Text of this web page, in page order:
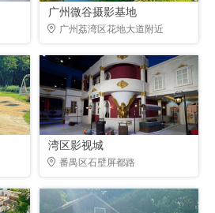
广州微谷摄影基地
广州荔湾区花地大道附近
湾区影视城
番禺区石壁屏都路